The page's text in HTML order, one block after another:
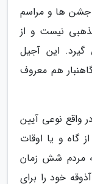
جشن ها و مراسم
نیست و از
گیرد. این آجیل
هم معروف
واقع نوعی آیین
گاه و یا اوقات
مردم شش زمان
خود را برای